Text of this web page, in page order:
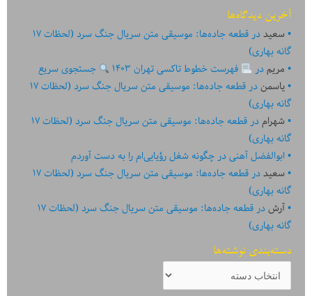
آخرین دیدگاه‌ها
سعیددر
قطعه جاده‌ها: موسیقی متن سریال جنگ سرد (لحظات ۱۷
گانه بهاری)
مریمدر فهرست خطوط تاکسی تهران ۱۴۰۳
جستجوی سریع
یاسمندر
قطعه جاده‌ها: موسیقی متن سریال جنگ سرد (لحظات ۱۷
گانه بهاری)
شهرامدر
قطعه جاده‌ها: موسیقی متن سریال جنگ سرد (لحظات ۱۷
گانه بهاری)
ابوالفضل آهنیدرچگونه شغل رؤیایی‌ام را به دست آوردم
سعیددر
قطعه جاده‌ها: موسیقی متن سریال جنگ سرد (لحظات ۱۷
گانه بهاری)
آرشدر
قطعه جاده‌ها: موسیقی متن سریال جنگ سرد (لحظات ۱۷
گانه بهاری)
دسته‌بندی نوشته‌ها
دسته‌بندی
نوشته‌ها